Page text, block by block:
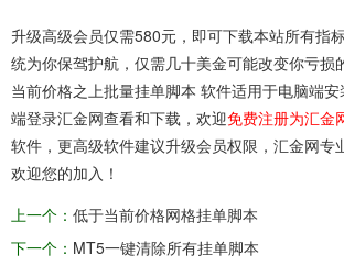
升级高级会员仅需580元，即可下载本站所有指
统为你保驾护航，仅需几十美金可能改变你亏损
当前价格之上批量挂单脚本 软件适用于电脑端
端登录汇金网查看和下载，欢迎免费注册为汇金
软件，更高级软件建议升级会员权限，汇金网专
欢迎您的加入！
上一个： 低于当前价格网格挂单脚本
下一个： MT5一键清除所有挂单脚本